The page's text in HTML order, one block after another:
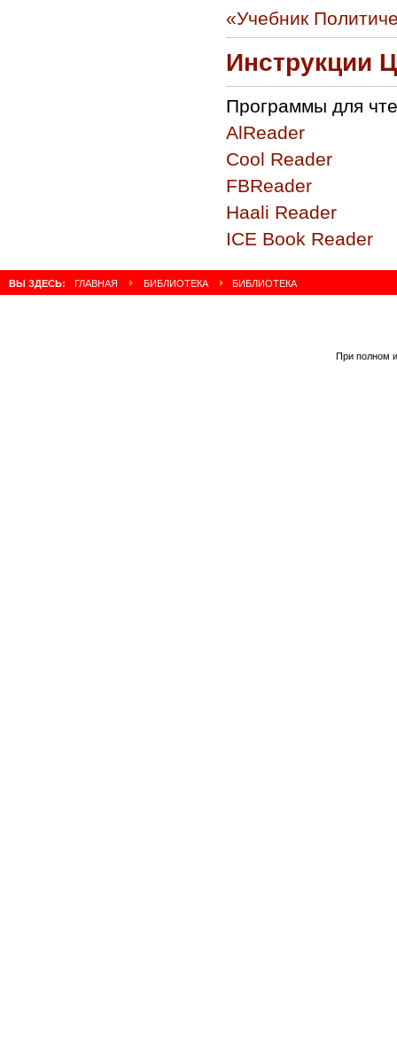
«Учебник
Инструкции
Программы для
AlReader
Cool Reader
FBReader
Haali Reader
ICE Book Reader
ВЫ ЗДЕСЬ: ГЛАВНАЯ БИБЛИОТЕКА БИБЛИОТЕКА
При полном